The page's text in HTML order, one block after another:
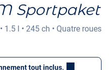
Sportpaket
• 1.5 l • 245 ch • Quatre roues
tout inclus.